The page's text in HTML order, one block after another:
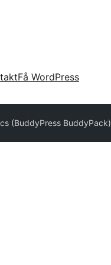
Få WordPress
(BuddyPress BuddyPack)